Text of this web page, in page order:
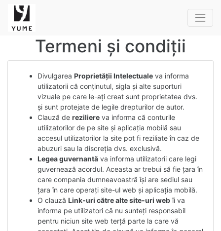
Termeni și condiții
Divulgarea Proprietății Intelectuale va informa
utilizatorii că conținutul, sigla și alte suporturi
vizuale pe care le-ați creat sunt proprietatea dvs.
și sunt protejate de legile drepturilor de autor.
Clauză de reziliere va informa că conturile
utilizatorilor de pe site și aplicația mobilă sau
accesul utilizatorilor la site pot fi reziliate în caz de
abuzuri sau la discreția dvs. exclusivă.
Legea guvernantă va informa utilizatorii care legi
guvernează acordul. Aceasta ar trebui să fie țara în
care compania dumneavoastră își are sediul sau
țara în care operați site-ul web și aplicația mobilă.
O clauză Link-uri către alte site-uri webîi va
informa pe utilizatori că nu sunteți responsabil
pentru niciun site web terță parte la care vă